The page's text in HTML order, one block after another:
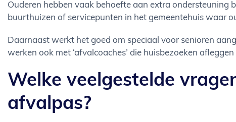
Ouderen hebben vaak behoefte aan extra ondersteuning
buurthuizen of servicepunten in het gemeentehuis waar
Daarnaast werkt het goed om speciaal voor senioren
werken ook met ‘afvalcoaches’ die huisbezoeken
Welke veelgestelde
afvalpas?